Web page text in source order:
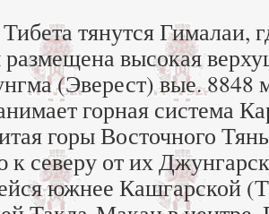
тянутся Гималаи,
высокая
(Эверест) вые. 8848
горная система
горы Восточного
северу от их
южнее Кашгарской